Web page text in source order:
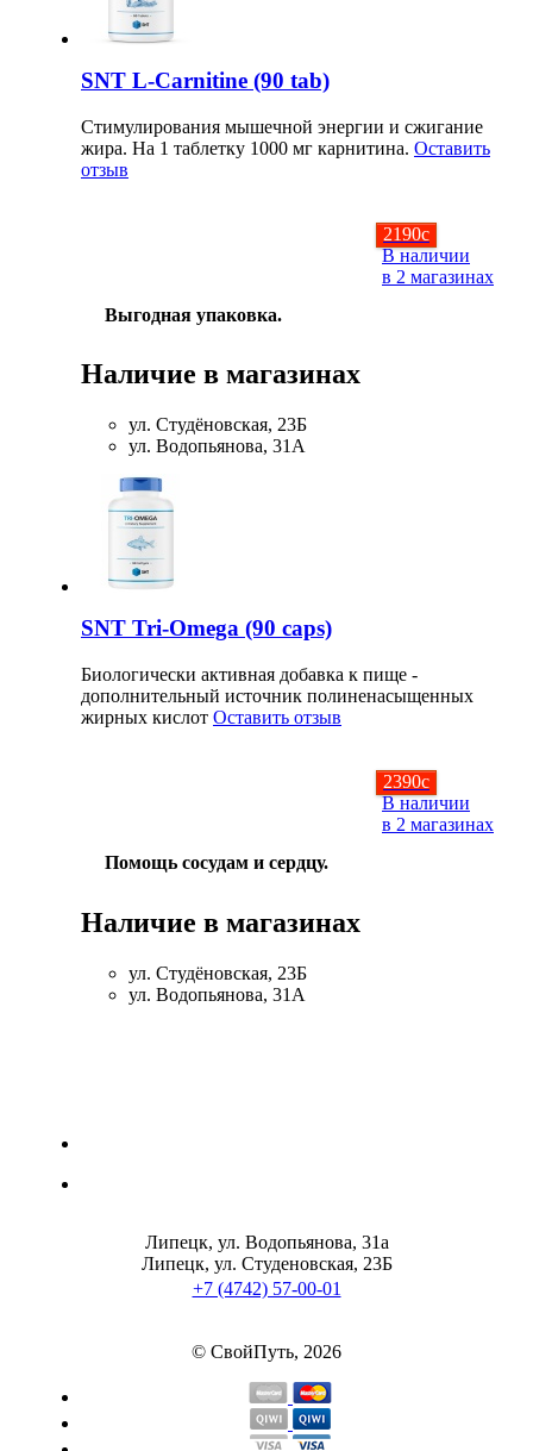
2190c
В наличии
в 2 магазинах
SNT L-Carnitine (90 tab)
Стимулирования мышечной энергии и сжигание
жира. На 1 таблетку 1000 мг карнитина. Оставить
отзыв
Выгодная упаковка.
Наличие в магазинах
ул. Студёновская, 23Б
ул. Водопьянова, 31А
2390c
В наличии
в 2 магазинах
SNT Tri-Omega (90 caps)
Биологически активная добавка к пище -
дополнительный источник полиненасыщенных
жирных кислот Оставить отзыв
Помощь сосудам и сердцу.
Наличие в магазинах
ул. Студёновская, 23Б
ул. Водопьянова, 31А
Липецк, ул. Водопьянова, 31а
Липецк, ул. Студеновская, 23Б
+7 (4742) 57-00-01
© СвойПуть, 2026